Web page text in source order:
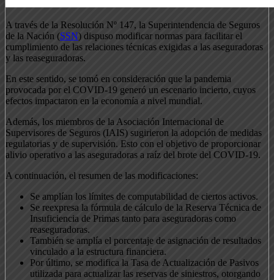
A través de la Resolución Nº 147, la Superintendencia de Seguros
de la Nación (SSN) dispuso modificar normas para facilitar el
cumplimiento de las relaciones técnicas exigidas a las aseguradoras
y las reaseguradoras.
En este sentido, se tomó en consideración que la pandemia
provocada por el COVID-19 generó un escenario incierto, cuyos
efectos impactaron en la economía a nivel mundial.
Además, los miembros de la Asociación Internacional de
Supervisores de Seguros (IAIS) sugirieron la adopción de medidas
regulatorias y de supervisión. Esto con el objetivo de proporcionar
alivio operativo a las aseguradoras a raíz del brote del COVID-19.
A continuación, el resumen de las modificaciones:
Se amplían los límites de computabilidad de ciertos activos.
Se reexpresa la fórmula de cálculo de la Reserva Técnica de
Insuficiencia de Primas tanto para aseguradoras como
reaseguradoras.
También se amplía el porcentaje de asignación de resultados
vinculado a la estructura financiera.
Por último, se modifica la Tasa de Actualización de Pasivos
utilizada para actualizar las reservas de siniestros, otorgando